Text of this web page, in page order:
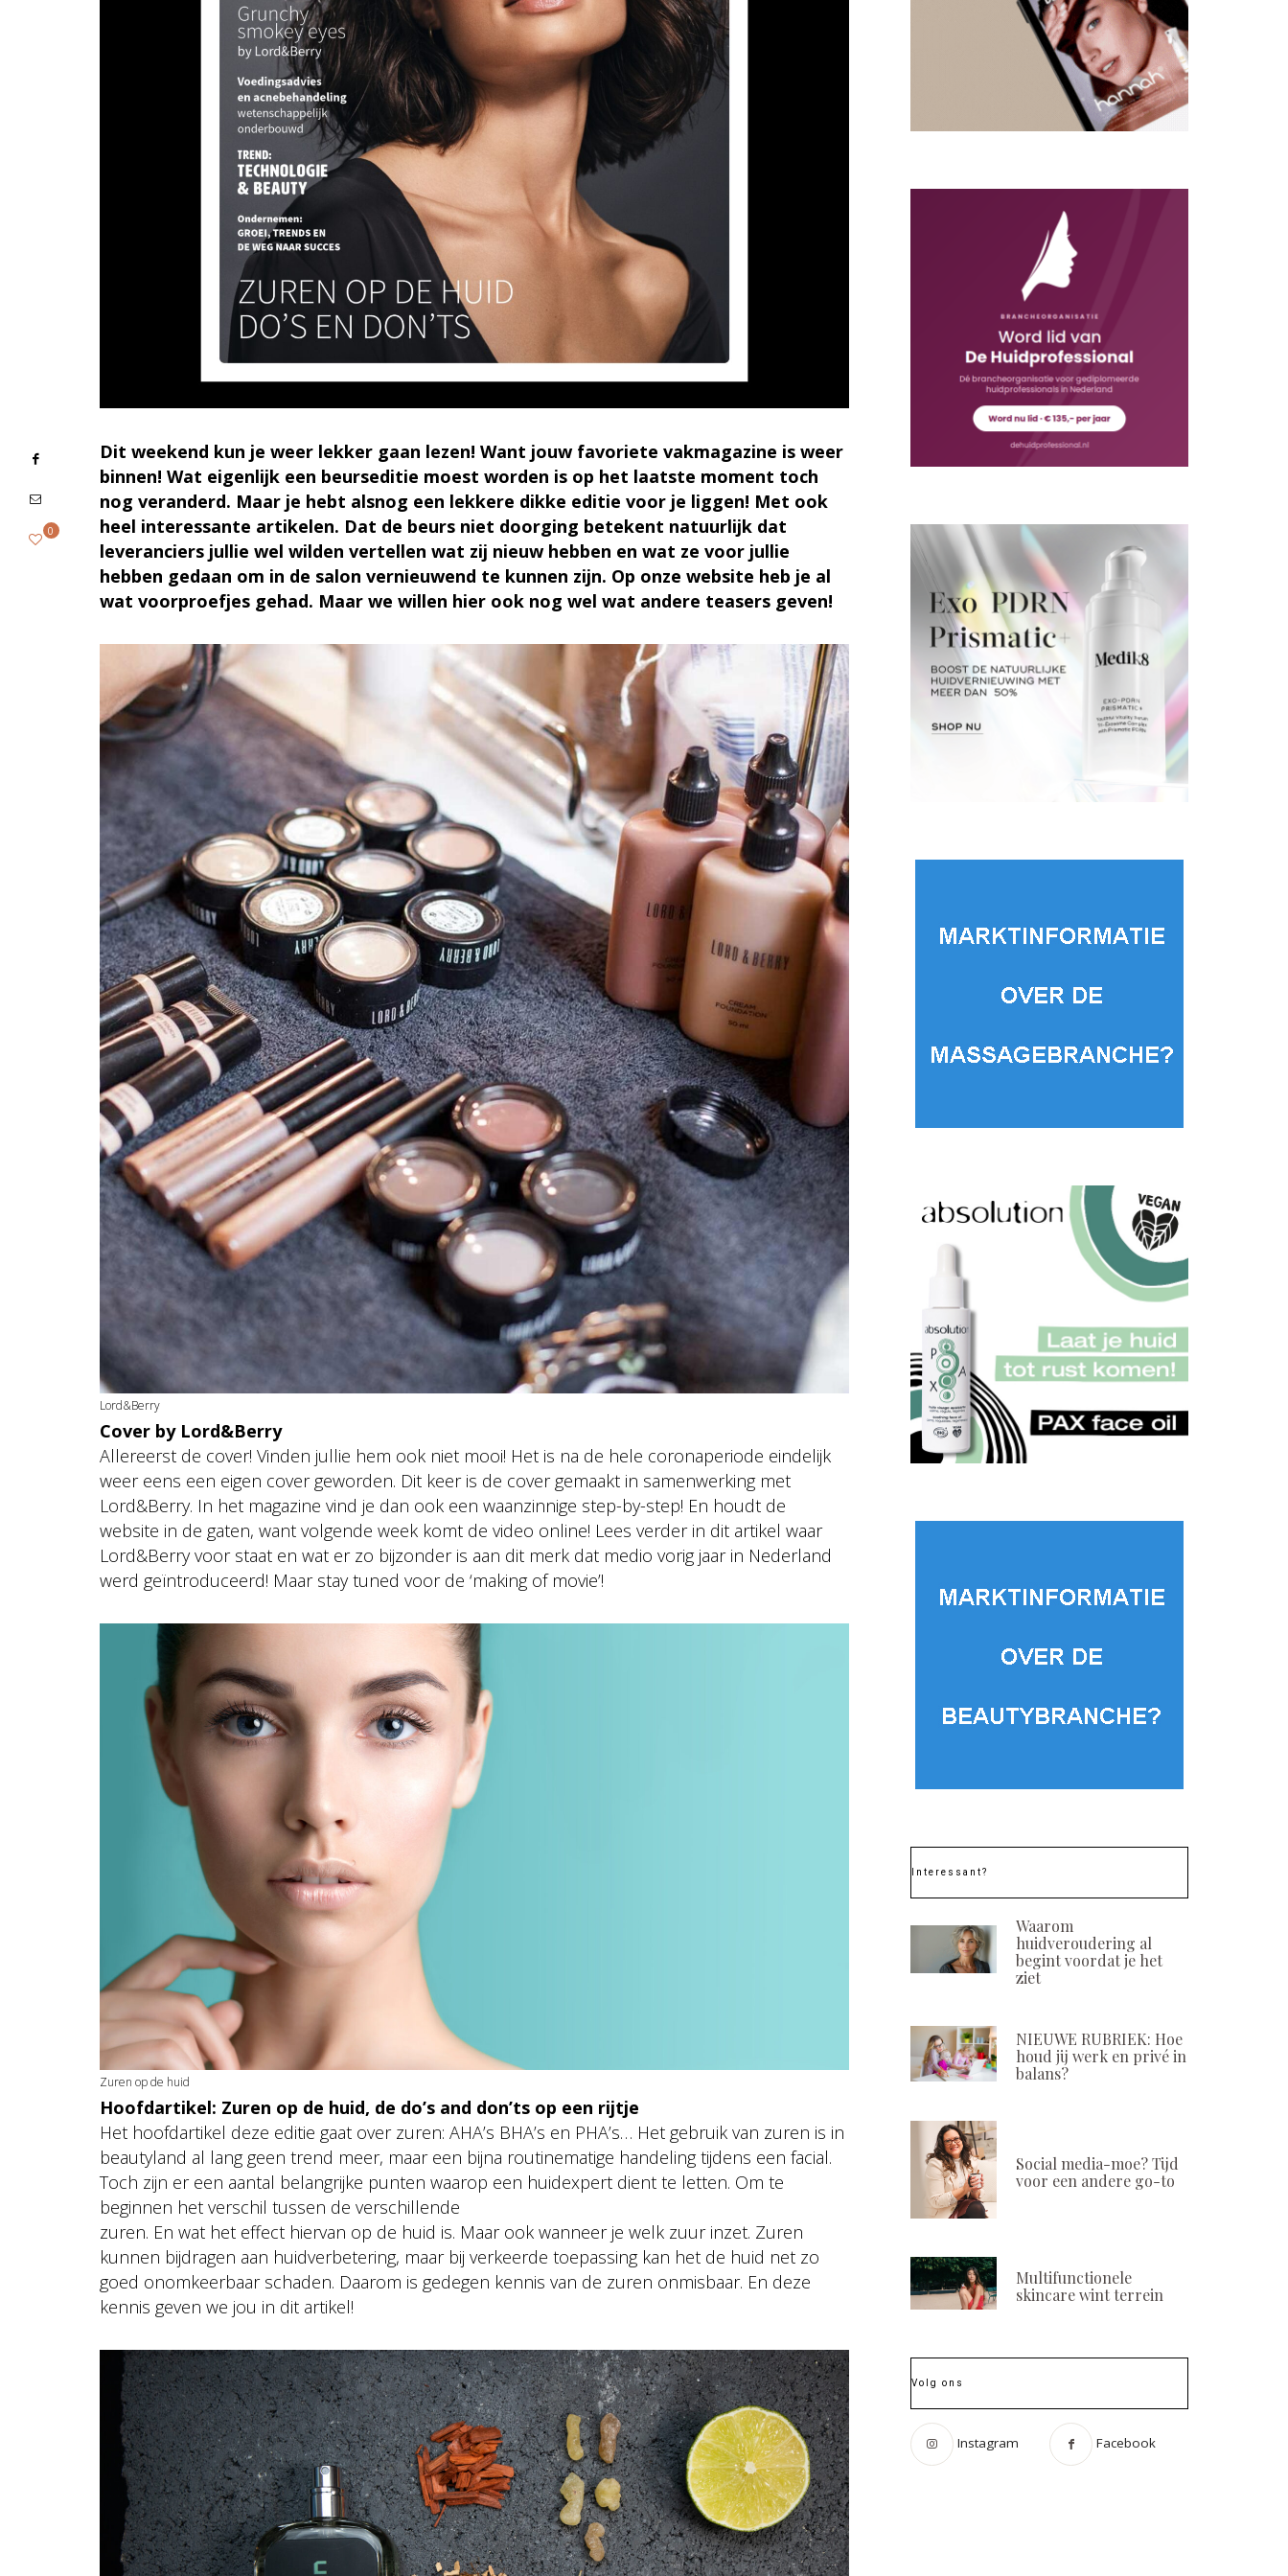
Dit weekend kun je weer lekker gaan lezen! Want jouw favoriete vakmagazine is weer
binnen! Wat eigenlijk een beurseditie moest worden is op het laatste moment toch
nog veranderd. Maar je hebt alsnog een lekkere dikke editie voor je liggen! Met ook
heel interessante artikelen. Dat de beurs niet doorging betekent natuurlijk dat
leveranciers jullie wel wilden vertellen wat zij nieuw hebben en wat ze voor jullie
hebben gedaan om in de salon vernieuwend te kunnen zijn. Op onze website heb je al
wat voorproefjes gehad. Maar we willen hier ook nog wel wat andere teasers geven!
Lord&Berry
Cover by Lord&Berry
Allereerst de cover! Vinden jullie hem ook niet mooi! Het is na de hele coronaperiode eindelijk
weer eens een eigen cover geworden. Dit keer is de cover gemaakt in samenwerking met
Lord&Berry. In het magazine vind je dan ook een waanzinnige step-by-step! En houdt de
website in de gaten, want volgende week komt de video online! Lees verder in dit artikel waar
Lord&Berry voor staat en wat er zo bijzonder is aan dit merk dat medio vorig jaar in Nederland
werd geïntroduceerd! Maar stay tuned voor de ‘making of movie’!
Zuren op de huid
Hoofdartikel: Zuren op de huid, de do’s and don’ts op een rijtje
Het hoofdartikel deze editie gaat over zuren: AHA’s BHA’s en PHA’s… Het gebruik van zuren is in
beautyland al lang geen trend meer, maar een bijna routinematige handeling tijdens een facial.
Toch zijn er een aantal belangrijke punten waarop een huidexpert dient te letten. Om te
beginnen het verschil tussen de verschillende
zuren. En wat het effect hiervan op de huid is. Maar ook wanneer je welk zuur inzet. Zuren
kunnen bijdragen aan huidverbetering, maar bij verkeerde toepassing kan het de huid net zo
goed onomkeerbaar schaden. Daarom is gedegen kennis van de zuren onmisbaar. En deze
kennis geven we jou in dit artikel!
0
Interessant?
Waarom
huidveroudering al
begint voordat je het
ziet
NIEUWE RUBRIEK: Hoe
houd jij werk en privé in
balans?
Social media-moe? Tijd
voor een andere go-to
Multifunctionele
skincare wint terrein
Volg ons
Instagram Facebook